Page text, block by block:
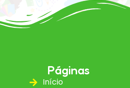
Páginas
Início